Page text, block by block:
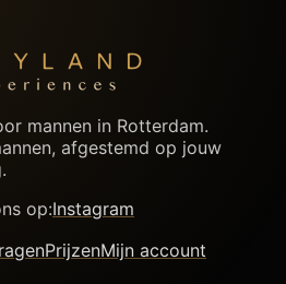
mannen in Rotterdam.
afgestemd op jouw
op:Instagram
PrijzenMijn account